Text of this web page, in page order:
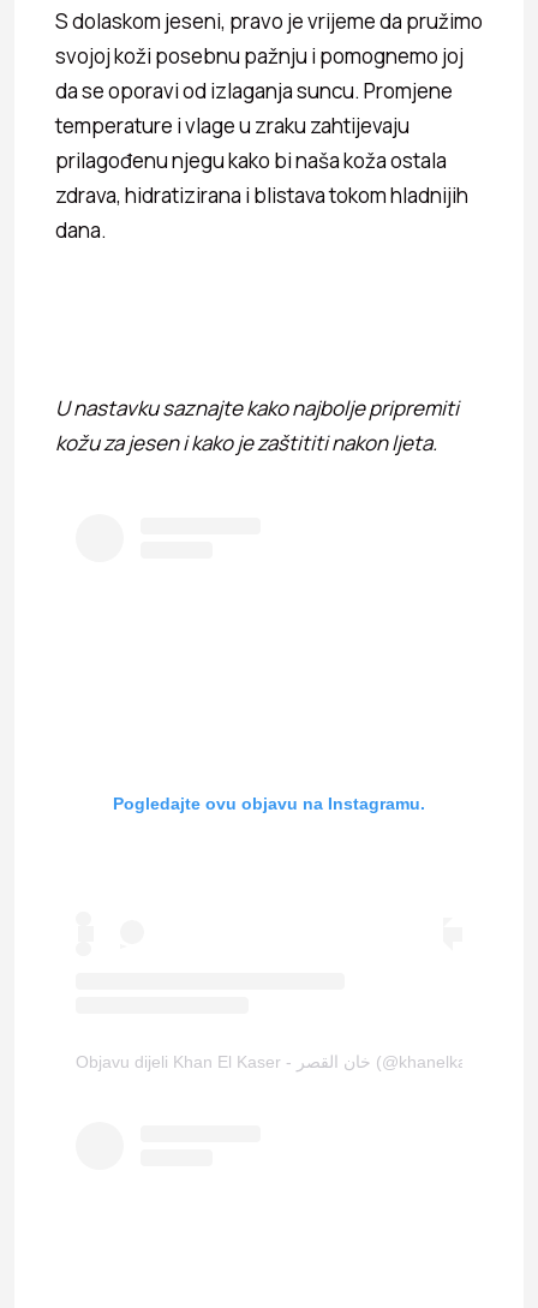
S dolaskom jeseni, pravo je vrijeme da pružimo
svojoj koži posebnu pažnju i pomognemo joj
da se oporavi od izlaganja suncu. Promjene
temperature i vlage u zraku zahtijevaju
prilagođenu njegu kako bi naša koža ostala
zdrava, hidratizirana i blistava tokom hladnijih
dana.
U nastavku saznajte kako najbolje pripremiti
kožu za jesen i kako je zaštititi nakon ljeta.
Pogledajte ovu objavu na Instagramu.
Objavu dijeli Khan El Kaser - خان القصر (@khanelkaser)